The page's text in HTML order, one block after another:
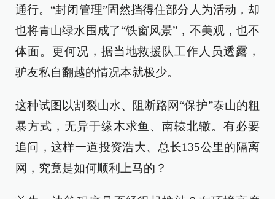
通行。“封闭管理”固然挡得住部分人为活动，却
也将青山绿水围成了“铁窗风景”，不美观，也不
体面。更何况，据当地救援队工作人员透露，
驴友私自翻越的情况本就极少。
这种试图以割裂山水、阻断路网“保护”泰山的粗
暴方式，无异于缘木求鱼、南辕北辙。有必要
追问，这样一道投资浩大、总长135公里的隔离
网，究竟是如何顺利上马的？